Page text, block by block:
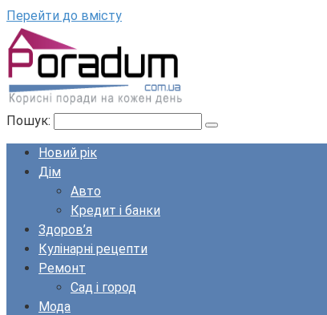
Перейти до вмісту
Пошук:
Новий рік
Дім
Авто
Кредит і банки
Здоров’я
Кулінарні рецепти
Ремонт
Сад і город
Мода